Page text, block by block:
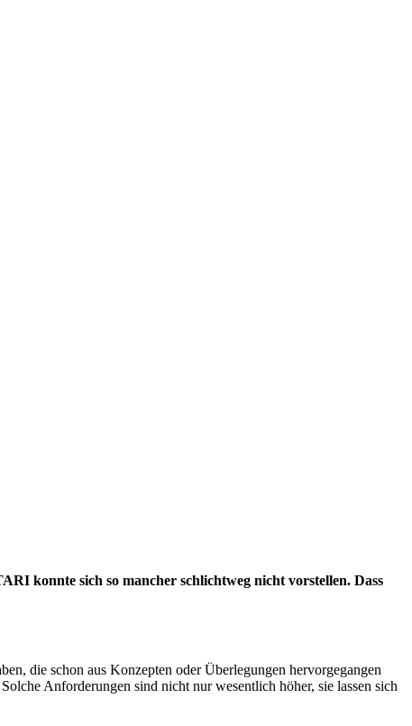
konnte sich so mancher schlichtweg nicht vorstellen. Dass
die schon aus Konzepten oder Überlegungen hervorgegangen
Anforderungen sind nicht nur wesentlich höher, sie lassen sich